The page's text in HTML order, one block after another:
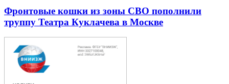
Фронтовые кошки из зоны СВО пополнили
труппу Театра Куклачева в Москве